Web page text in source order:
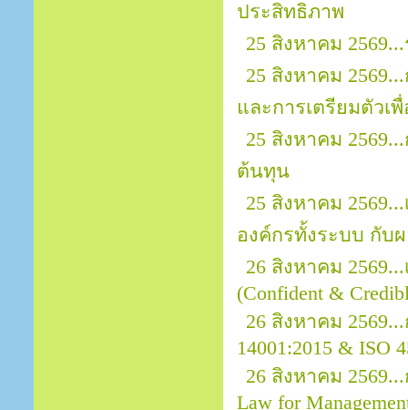
ประสิทธิภาพ
25 สิงหาคม
25 สิงหาคม
และการเตรียมตัวเ
25 สิงหาคม
ต้นทุน
25 สิงหาคม
องค์กรทั้งระบบ กับ
26 สิงหาคม
(Confident &
26 สิงหาคม
14001:2015 & ISO
26 สิงหาคม
Law for